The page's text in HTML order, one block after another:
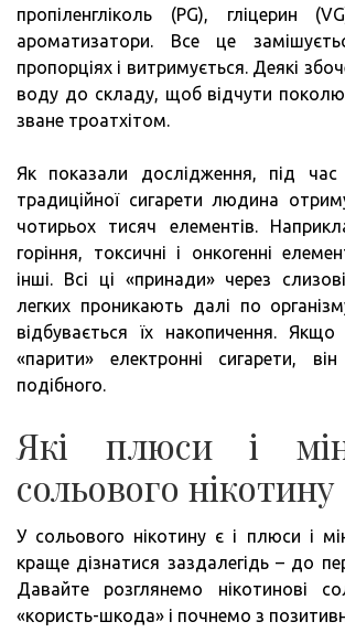
пропіленгліколь (PG), гліцерин
ароматизатори. Все це
пропорціях і витримується. Деякі
воду до складу, щоб відчути
зване троатхітом.
Як показали дослідження, під час
традиційної сигарети людина
чотирьох тисяч елементів.
горіння, токсичні і онкогенні
інші. Всі ці «принади» через
легких проникають далі по
відбувається їх накопичення. Якщо
«парити» електронні сигарети,
подібного.
Які плюси і
сольового нікотину
У сольового нікотину є і плюси і
краще дізнатися заздалегідь – до
Давайте розглянемо нікотинові
«користь-шкода» і почнемо з